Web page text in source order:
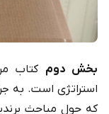
بخش دوم کتاب
استراتژی است. به
که حول مباحث